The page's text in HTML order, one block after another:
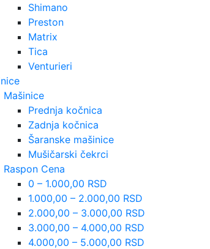
Shimano
Preston
Matrix
Tica
Venturieri
Mašinice
Prednja kočnica
Zadnja kočnica
Šaranske mašinice
Mušičarski čekrci
Raspon Cena
0 – 1.000,00 RSD
1.000,00 – 2.000,00 RSD
2.000,00 – 3.000,00 RSD
3.000,00 – 4.000,00 RSD
4.000,00 – 5.000,00 RSD